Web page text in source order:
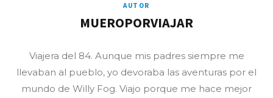
AUTOR
MUEROPORVIAJAR
Viajera del 84. Aunque mis padres siempre me
llevaban al pueblo, yo devoraba las aventuras por el
mundo de Willy Fog. Viajo porque me hace mejor